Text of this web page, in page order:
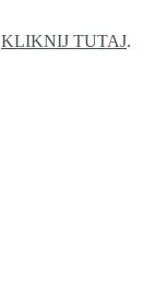
KLIKNIJ TUTAJ.